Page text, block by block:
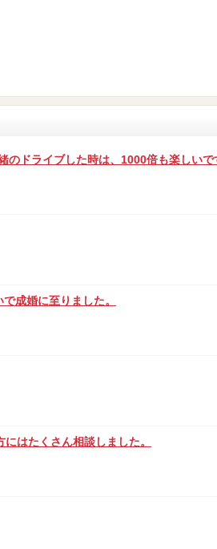
ドライブした時は、1000倍も楽しいで
成婚に至りました。
はたくさん相談しました。